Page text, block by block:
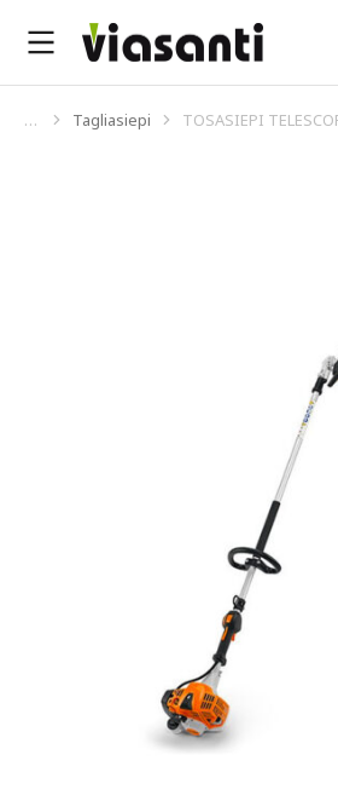
Tu sei qui:
Tagliasiepi TOSASIEPI